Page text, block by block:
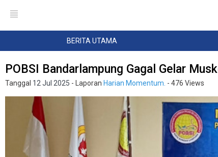
BERITA UTAMA
POBSI Bandarlampung Gagal Gelar
Tanggal 12 Jul 2025 - Laporan Harian Momentum. - 476 Views